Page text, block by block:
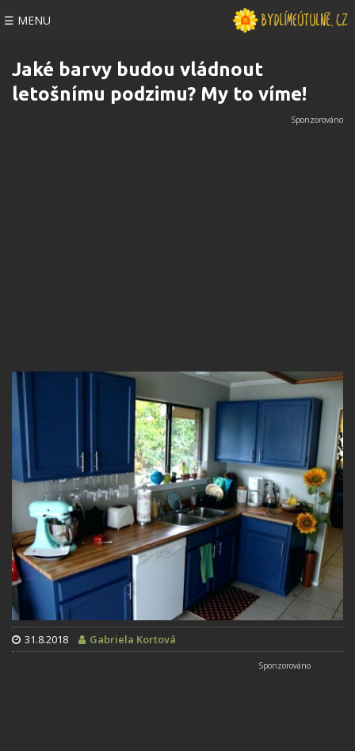
☰ MENU
Jaké barvy budou vládnout
letošnímu podzimu? My to víme!
31.8.2018 Gabriela Kortová